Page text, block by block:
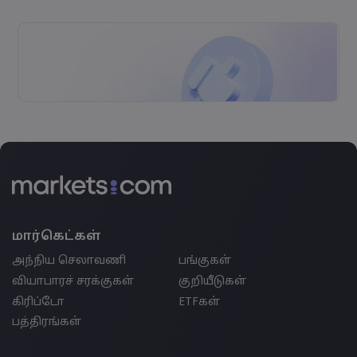
மார்கெட்கள்
அந்நிய செலாவணி
பங்குகள்
வியாபாரச் சரக்குகள்
குறியீடுகள்
கிரிப்டோ
ETFகள்
பத்திரங்கள்